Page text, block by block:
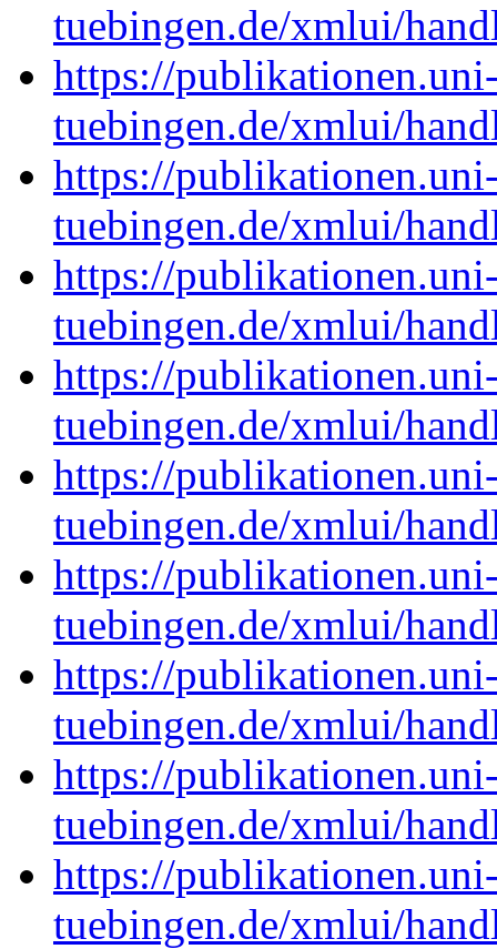
tuebingen.de/xmlui/
https://
tuebingen.de/xmlui/
https://
tuebingen.de/xmlui/
https://
tuebingen.de/xmlui/
https://
tuebingen.de/xmlui/
https://
tuebingen.de/xmlui/
https://
tuebingen.de/xmlui/
https://
tuebingen.de/xmlui/
https://
tuebingen.de/xmlui/
https://
tuebingen.de/xmlui/